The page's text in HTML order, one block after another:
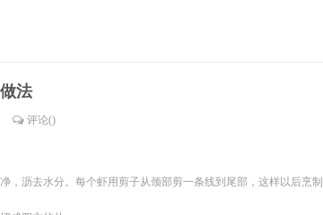
法
评论()
，沥去水分。每个虾用剪子从颈部剪一条线到尾部，这样以后烹制